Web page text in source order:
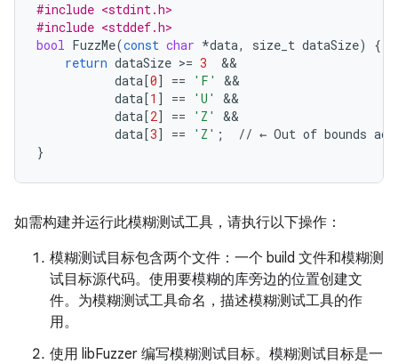
#include <stdint.h>
#include <stddef.h>
bool FuzzMe(const char *data, size_t dataSize)
{
return dataSize >= 3
&&
data[0] == 'F'
&&
data[1 ] == 'U'
&&
data[2] == 'Z'
&&
data[3] == 'Z' ; // ← Out of bounds
}
如需构建并运行此模糊测试工具，请执行以下操作：
模糊测试目标包含两个文件：一个 build 文件和模糊测
试目标源代码。使用要模糊的库旁边的位置创建文
件。为模糊测试工具命名，描述模糊测试工具的作
用。
使用 libFuzzer 编写模糊测试目标。模糊测试目标是一